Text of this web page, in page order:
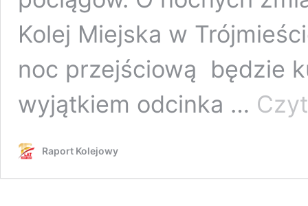
Kolej Miejska w
noc przejściową będzie
wyjątkiem odcinka …
Raport Kolejowy